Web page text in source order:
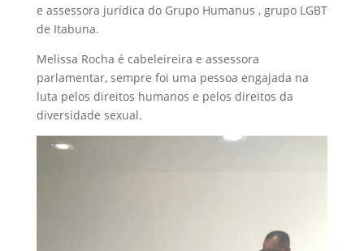
e assessora jurídica do Grupo Humanus , grupo LGBT
de Itabuna.
Melissa Rocha é cabeleireira e assessora
parlamentar, sempre foi uma pessoa engajada na
luta pelos direitos humanos e pelos direitos da
diversidade sexual.